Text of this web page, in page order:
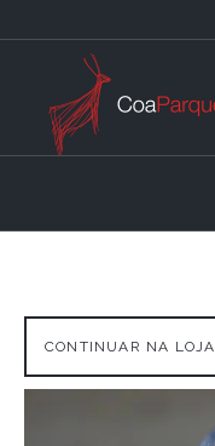
CONTINUAR NA LOJA